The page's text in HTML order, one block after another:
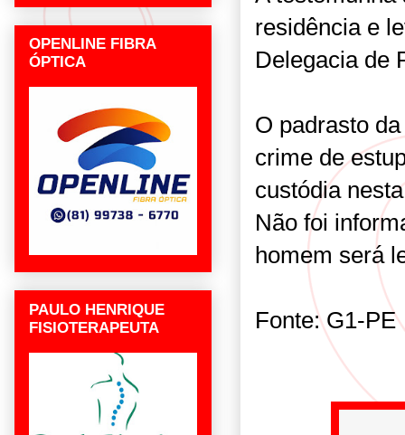
residência e
Delegacia de
O padrasto
crime de
custódia
Não foi
homem será
Fonte: G1-PE
OPENLINE FIBRA
ÓPTICA
PAULO HENRIQUE
FISIOTERAPEUTA